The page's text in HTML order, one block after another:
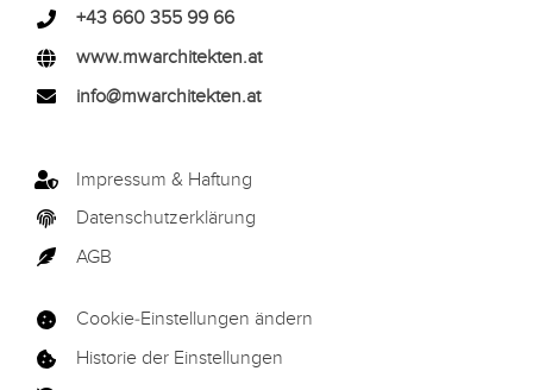
+43 660 355 99 66
www.mwarchitekten.at
info@mwarchitekten.at
Impressum & Haftung
Datenschutzerklärung
AGB
Cookie-Einstellungen ändern
Historie der Einstellungen